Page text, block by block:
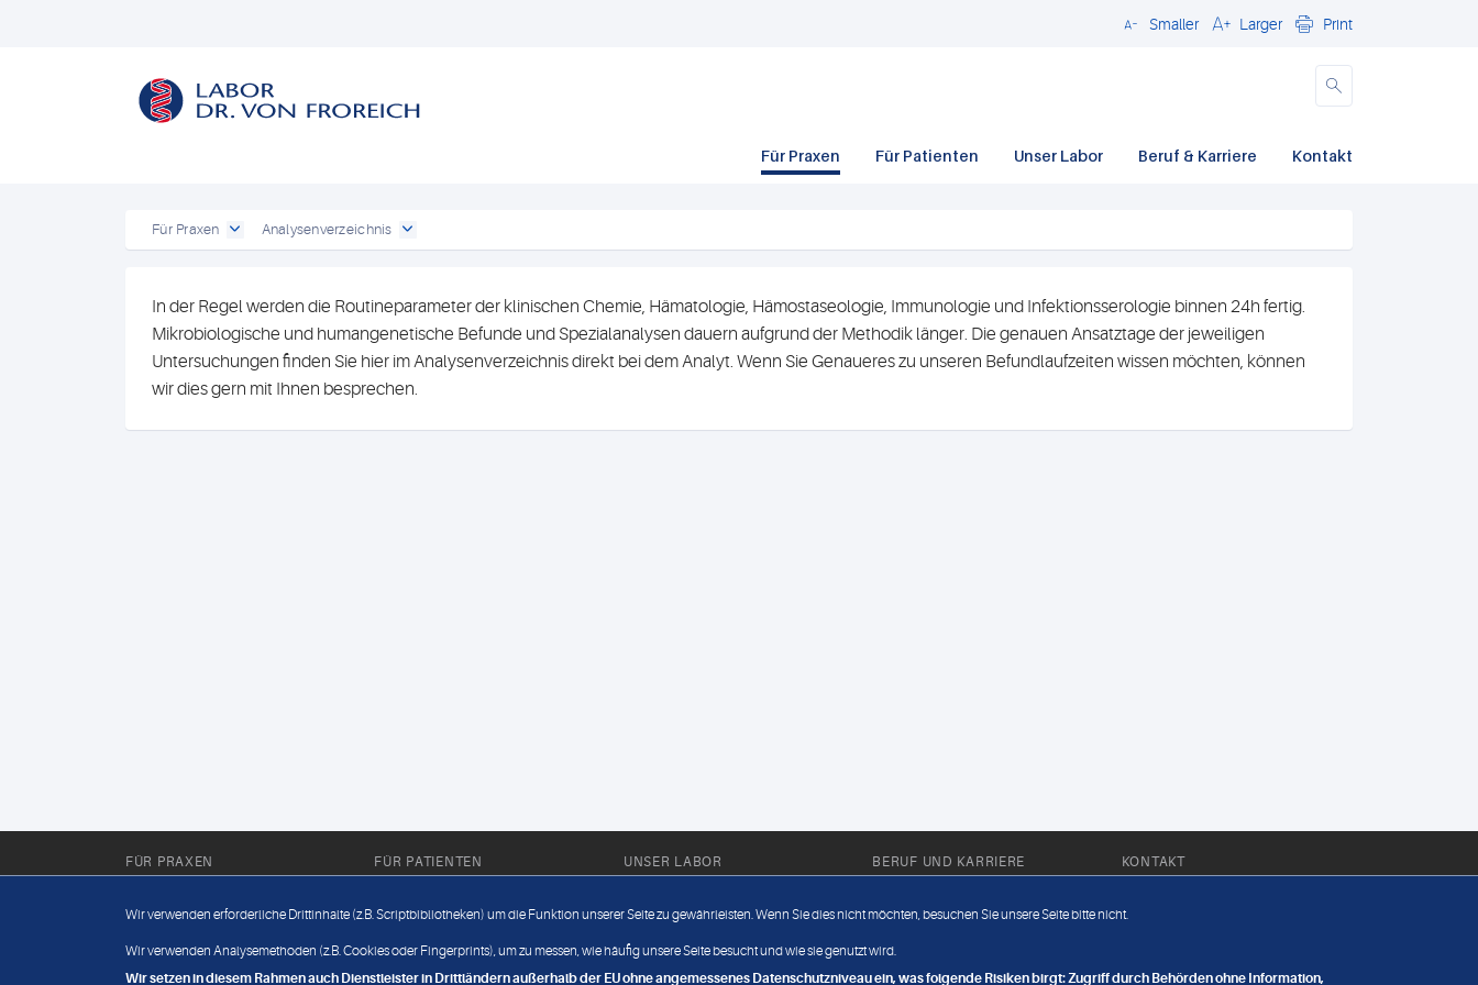
CloseSmaller Larger Print
Für Praxen Für Patienten Unser Labor Beruf & Karriere Kontakt
Für Praxen Analysenverzeichnis
In der Regel werden die Routineparameter der klinischen Chemie, Hämatologie, Hämostaseologie, Immunologie und Infektionsserologie binnen 24h fertig.
Mikrobiologische und humangenetische Befunde und Spezialanalysen dauern aufgrund der Methodik länger. Die genauen Ansatztage der jeweiligen
Untersuchungen finden Sie hier im Analysenverzeichnis direkt bei dem Analyt. Wenn Sie Genaueres zu unseren Befundlaufzeiten wissen möchten, können
wir dies gern mit Ihnen besprechen.
FÜR PRAXEN FÜR PATIENTEN UNSER LABOR
Außendienst
BERUF UND KARRIERE
Jobangebote
KONTAKT
Datenschutz
Wir verwenden erforderliche Drittinhalte (z.B. Scriptbibliotheken) um die Funktion unserer Seite zu gewährleisten. Wenn Sie dies nicht möchten, besuchen Sie unsere Seite bitte nicht.
Wir verwenden Analysemethoden (z.B. Cookies oder Fingerprints), um zu messen, wie häufig unsere Seite besucht und wie sie genutzt wird.
Wir setzen in diesem Rahmen auch Dienstleister in Drittländern außerhalb der EU ohne angemessenes Datenschutzniveau ein, was folgende Risiken birgt: Zugriff durch Behörden ohne Information,